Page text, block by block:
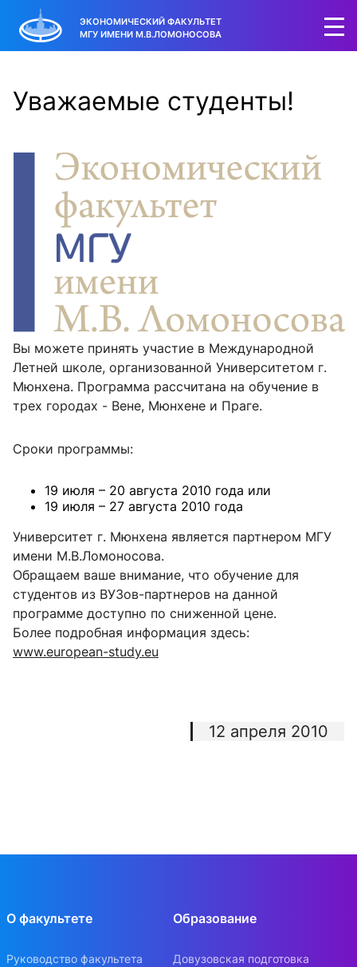
ЭКОНОМИЧЕСКИЙ ФАКУЛЬТЕТ
МГУ ИМЕНИ М.В.ЛОМОНОСОВА
Уважаемые студенты!
Вы можете принять участие в Международной
Летней школе, организованной Университетом г.
Мюнхена. Программа рассчитана на обучение в
трех городах - Вене, Мюнхене и Праге.
Сроки программы:
19 июля – 20 августа 2010 года или
19 июля – 27 августа 2010 года
Университет г. Мюнхена является партнером МГУ
имени М.В.Ломоносова.
Обращаем ваше внимание, что обучение для
студентов из ВУЗов-партнеров на данной
программе доступно по сниженной цене.
Более подробная информация здесь:
www.european-study.eu
12 апреля 2010
О факультете
Руководство факультета
Образование
Довузовская подготовка